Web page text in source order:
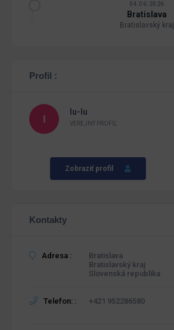
04.06.2026
Bratislava
Bratislavský kraj
Profil :
lu-lu
VEREJNÝ PROFIL
Zobraziť profil
Kontakty
Adresa :
Bratislava
Bratislavský kraj
Slovenská republika
Telefon: : +421 952286580